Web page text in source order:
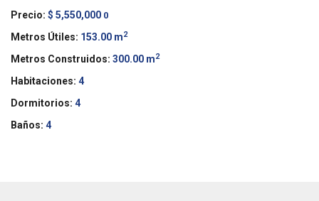
Precio: $ 5,550,000 0
Metros Útiles: 153.00 m2
Metros Construidos: 300.00 m2
Habitaciones: 4
Dormitorios: 4
Baños: 4